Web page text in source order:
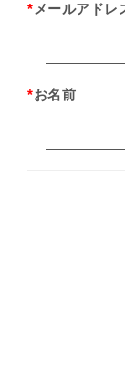
* メールアドレ
*お名前